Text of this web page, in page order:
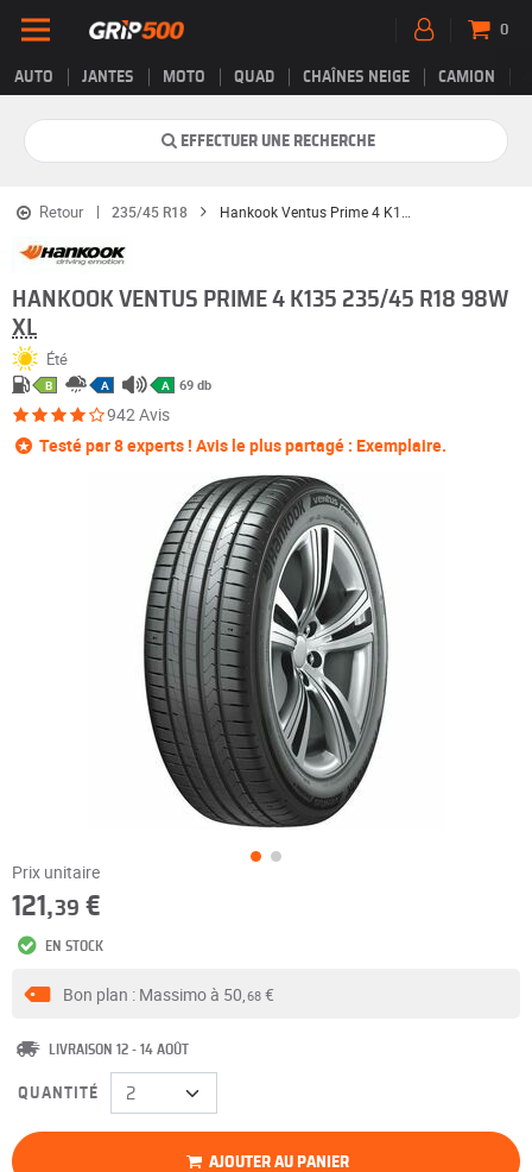
AUTO JANTES MOTO QUAD CHAÎNES NEIGE CAMION
0
EFFECTUER UNE RECHERCHE
Retour 235/45 R18
HANKOOK VENTUS PRIME 4 K135 235/45 R18 98W
XL
Été
B A A 69 db
942 Avis
Testé par 8 experts ! Avis le plus partagé : Exemplaire.
Prix unitaire
121,39 €
EN STOCK
Bon plan : Massimo à 50,68€
LIVRAISON 12 - 14 AOÛT
QUANTITÉ
AJOUTER AU PANIER